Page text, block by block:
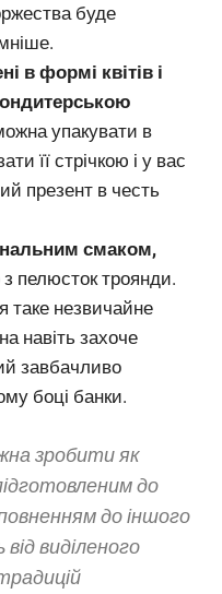
буде
в формі квітів і
упакувати в
її стрічкою і у вас
презент в честь
смаком,
пелюсток троянди.
таке незвичайне
навіть захоче
завбачливо
боці банки.
зробити як
до
до іншого
виділеного